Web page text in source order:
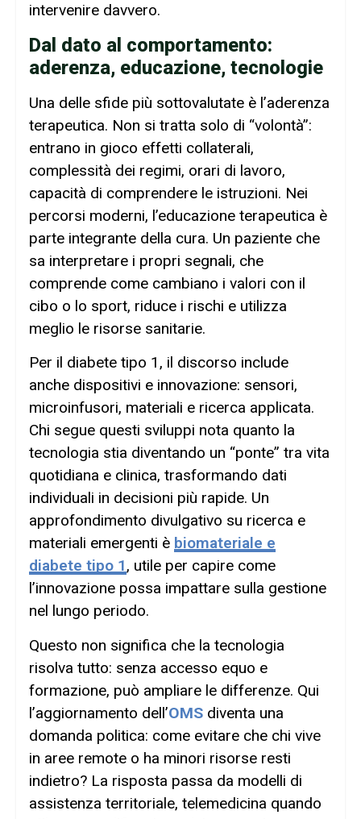
intervenire davvero.
Dal dato al comportamento:
aderenza, educazione, tecnologie
Una delle sfide più sottovalutate è l’aderenza
terapeutica. Non si tratta solo di “volontà”:
entrano in gioco effetti collaterali,
complessità dei regimi, orari di lavoro,
capacità di comprendere le istruzioni. Nei
percorsi moderni, l’educazione terapeutica è
parte integrante della cura. Un paziente che
sa interpretare i propri segnali, che
comprende come cambiano i valori con il
cibo o lo sport, riduce i rischi e utilizza
meglio le risorse sanitarie.
Per il diabete tipo 1, il discorso include
anche dispositivi e innovazione: sensori,
microinfusori, materiali e ricerca applicata.
Chi segue questi sviluppi nota quanto la
tecnologia stia diventando un “ponte” tra vita
quotidiana e clinica, trasformando dati
individuali in decisioni più rapide. Un
approfondimento divulgativo su ricerca e
materiali emergenti è biomateriale e
diabete tipo 1, utile per capire come
l’innovazione possa impattare sulla gestione
nel lungo periodo.
Questo non significa che la tecnologia
risolva tutto: senza accesso equo e
formazione, può ampliare le differenze. Qui
l’aggiornamento dell’OMS diventa una
domanda politica: come evitare che chi vive
in aree remote o ha minori risorse resti
indietro? La risposta passa da modelli di
assistenza territoriale, telemedicina quando